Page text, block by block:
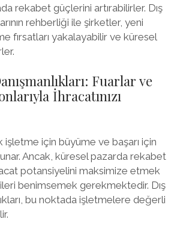
rekabet güçlerini artırabilirler. Dış
rehberliği ile şirketler, yeni
fırsatları yakalayabilir ve küresel
Fuarlar ve
İhracatınızı
işletme için büyüme ve başarı için
Ancak, küresel pazarda rekabet
potansiyelini maksimize etmek
benimsemek gerekmektedir. Dış
bu noktada işletmelere değerli